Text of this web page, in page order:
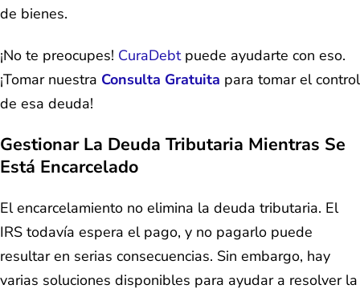
de bienes.
¡No te preocupes! CuraDebtpuede ayudarte con eso.
¡Tomar nuestra Consulta Gratuita para tomar el control
de esa deuda!
Gestionar La Deuda Tributaria Mientras Se
Está Encarcelado
El encarcelamiento no elimina la deuda tributaria. El
IRS todavía espera el pago, y no pagarlo puede
resultar en serias consecuencias. Sin embargo, hay
varias soluciones disponibles para ayudar a resolver la